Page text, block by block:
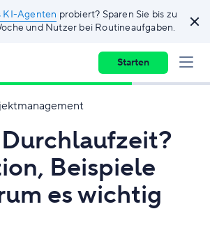
KI-Agenten probiert? Sparen Sie bis zu
und Nutzer bei Routineaufgaben.
Starten
Beispiele
es wichtig